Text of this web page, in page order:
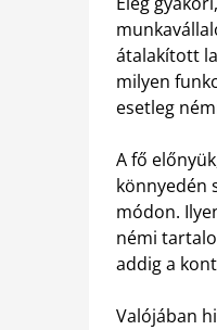
átalakított
milyen
esetleg
A fő
könnyedén
módon.
némi
addig a
Valójában